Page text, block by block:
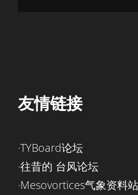
友情链接
·TYBoard论坛
·往昔的 台风论坛
·Mesovortices气象资料站